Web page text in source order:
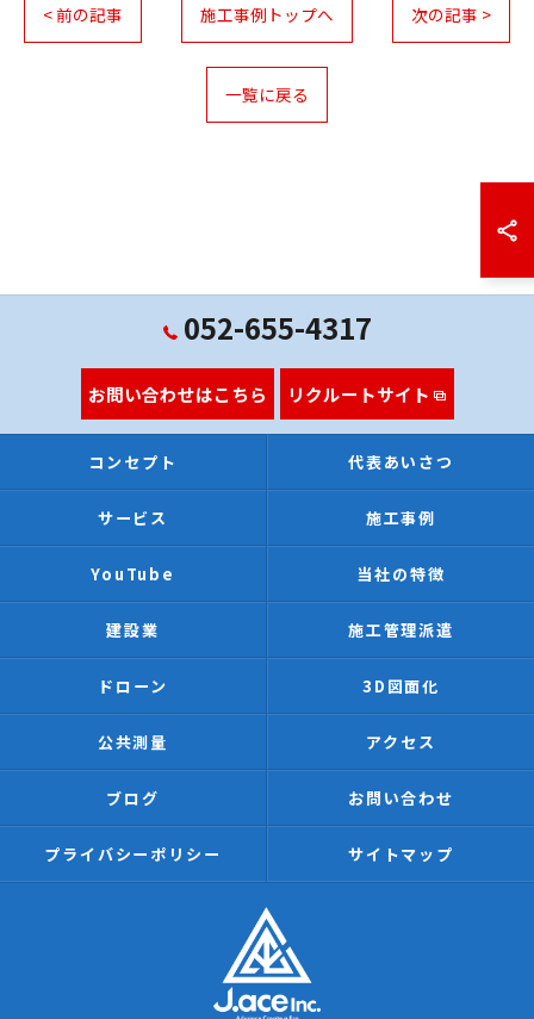
< 前の記事 施工事例トップへ 次の記事 >
一覧に戻る
052-655-4317
お問い合わせはこちら リクルートサイト
コンセプト 代表あいさつ
サービス 施工事例
YouTube 当社の特徴
建設業 施工管理派遣
ドローン 3D図面化
公共測量 アクセス
ブログ お問い合わせ
プライバシーポリシー サイトマップ